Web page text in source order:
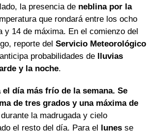
la presencia de neblina por la
que rondará entre los ocho
y 14 de máxima. En el comienzo del
reporte del Servicio Meteorológico
anticipa probabilidades de lluvias
y la noche.
día más frío de la semana. Se
de tres grados y una máxima de
la madrugada y cielo
el resto del día. Para el lunes se